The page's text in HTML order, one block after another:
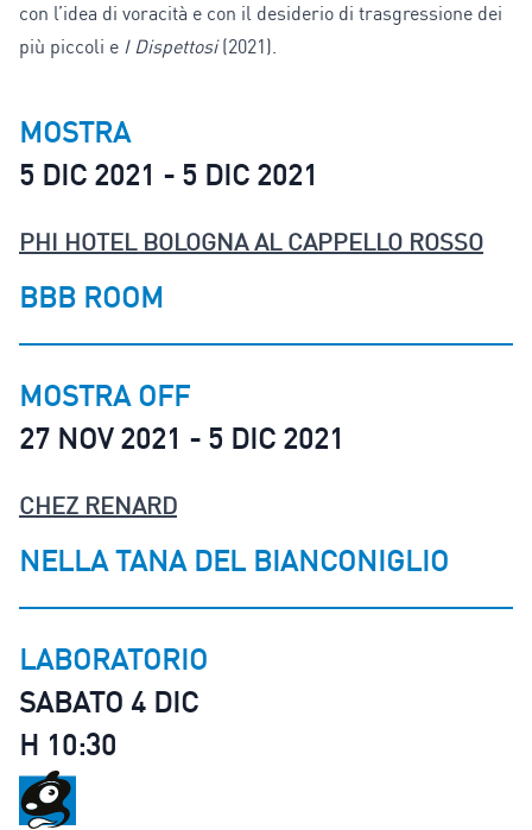
con l’idea di voracità e con il desiderio di trasgressione dei
più piccoli e I Dispettosi(2021).
MOSTRA
5 DIC 2021 - 5 DIC 2021
PHI HOTEL BOLOGNA AL CAPPELLO ROSSO
BBB ROOM
MOSTRA OFF
27 NOV 2021 - 5 DIC 2021
CHEZ RENARD
NELLA TANA DEL BIANCONIGLIO
LABORATORIO
SABATO 4 DIC
H 10:30